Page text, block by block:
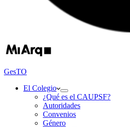
GesTO
El Colegio
¿Qué es el CAUPSF?
Autoridades
Convenios
Género